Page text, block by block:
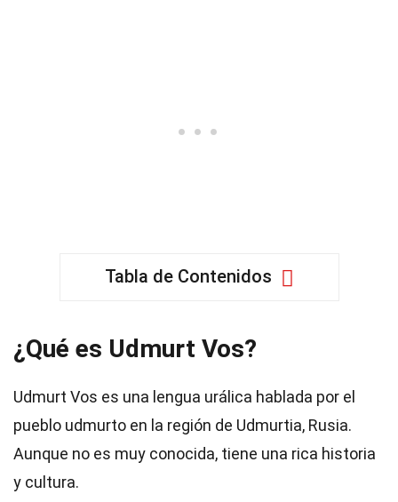
Tabla de Contenidos
¿Qué es Udmurt Vos?
Udmurt Vos es una lengua urálica hablada por el
pueblo udmurto en la región de Udmurtia, Rusia.
Aunque no es muy conocida, tiene una rica historia
y cultura.